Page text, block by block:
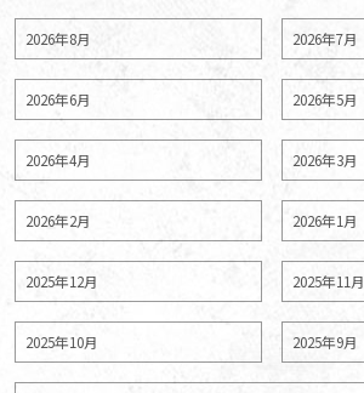
2026年8月 2026年7月
2026年6月 2026年5月
2026年4月 2026年3月
2026年2月 2026年1月
2025年12月 2025年11月
2025年10月 2025年9月